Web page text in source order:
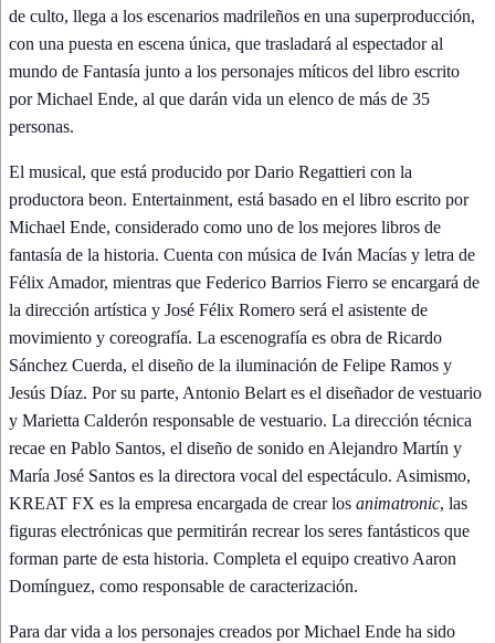
de culto, llega a los escenarios madrileños en una superproducción,
con una puesta en escena única, que trasladará al espectador al
mundo de Fantasía junto a los personajes míticos del libro escrito
por Michael Ende, al que darán vida un elenco de más de 35
personas.
El musical, que está producido por Dario Regattieri con la
productora beon. Entertainment, está basado en el libro escrito por
Michael Ende, considerado como uno de los mejores libros de
fantasía de la historia. Cuenta con música de Iván Macías y letra de
Félix Amador, mientras que Federico Barrios Fierro se encargará de
la dirección artística y José Félix Romero será el asistente de
movimiento y coreografía. La escenografía es obra de Ricardo
Sánchez Cuerda, el diseño de la iluminación de Felipe Ramos y
Jesús Díaz. Por su parte, Antonio Belart es el diseñador de vestuario
y Marietta Calderón responsable de vestuario. La dirección técnica
recae en Pablo Santos, el diseño de sonido en Alejandro Martín y
María José Santos es la directora vocal del espectáculo. Asimismo,
KREAT FX es la empresa encargada de crear los animatronic, las
figuras electrónicas que permitirán recrear los seres fantásticos que
forman parte de esta historia. Completa el equipo creativo Aaron
Domínguez, como responsable de caracterización.
Para dar vida a los personajes creados por Michael Ende ha sido